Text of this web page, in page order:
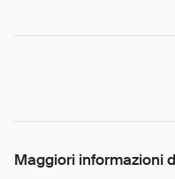
Maggiori informazioni